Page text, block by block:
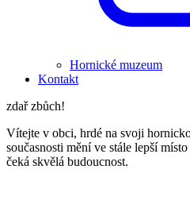
Hornické muzeum
Kontakt
zdař zbůch!
Vítejte v obci, hrdé na svoji
současnosti mění ve stále lepší
čeká skvělá budoucnost.